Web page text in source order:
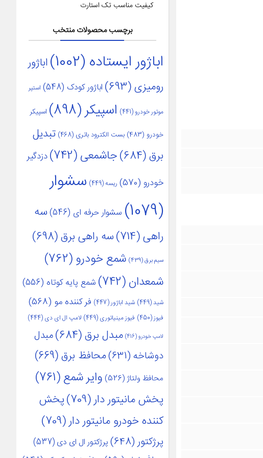
کیفیت مناسب تک استارت
برچسب محصولات منتخب
اباژور ایستاده (1002)
اباژور
رومیزی(693) اباژور کودک (548) استپر
موتور خودرو (441) اسپیکر(898) اسپیکر
خودرو (483) بست الکترود باتری (468)
تبدیل
برق(684) جاشمعی(742)
دزدگیر
خودرو (570) ریسه(449)
سشوار
(1079)
سشوار حرفه ای (546)
سه
راهی(714) سه راهی برق(698)
سیم برق(439) شمع خودرو(762)
شمعدان(742) شمع پایه کوتاه (556)
شید(449) شید اباژور(447) فر کننده مو (568)
فیوز(450) فیوز مینیاتوری (449) لامپ ال ای دی (444)
لامپ خودرو(416) مبدل برق(684)
مبدل
دوشاخه(631) محافظ برق(669)
محافظ ولتاژ(526) وایر شمع(761)
پخش مانیتور دار(709)
پخش
کننده خودرو مانیتور دار(709)
پرژکتور(648) پرژکتور ال ای دی(537)